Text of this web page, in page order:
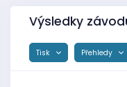
Výsledky
Tisk Přehledy